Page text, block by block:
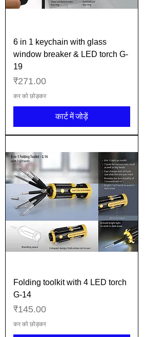
6 in 1 keychain with glass
window breaker & LED torch G-
19
मूल्य
₹271.00
कर को छोड़कर
कार्ट में जोड़ें
Folding toolkit with 4 LED torch
G-14
मूल्य
₹145.00
कर को छोड़कर